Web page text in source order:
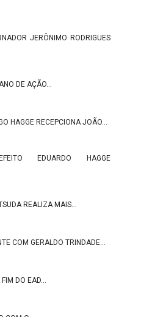
JERÔNIMO RODRIGUES
DE AÇÃO…
HAGGE RECEPCIONA JOÃO…
EDUARDO HAGGE
REALIZA MAIS…
COM GERALDO TRINDADE…
DO EAD…